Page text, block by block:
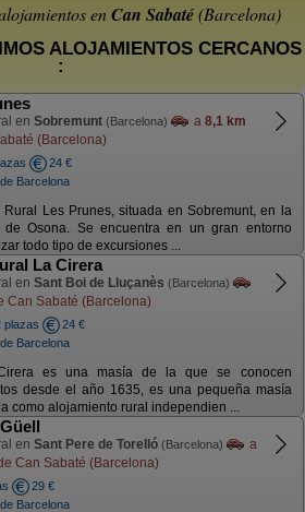
enCan Sabaté(Barcelona)
ALOJAMIENTOS CERCANOS
:
en Sobremunt (Barcelona) a 8,1 km
(Barcelona)
24 €
Barcelona
Rural Les Prunes, situada en Sobremunt, en la
de Osona. Se encuentra en un gran entorno
todo tipo de excursiones ...
La Cirera
en Sant Boi de Lluçanès (Barcelona)
Can Sabaté (Barcelona)
plazas
24 €
Barcelona
es una masía de la que se conocen
desde el año 1635, es una pequeña masía
como alojamiento rural independien ...
en Sant Pere de Torelló (Barcelona)
a
Can Sabaté (Barcelona)
29 €
Barcelona